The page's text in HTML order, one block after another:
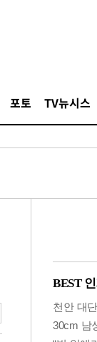
포토 TV뉴시스